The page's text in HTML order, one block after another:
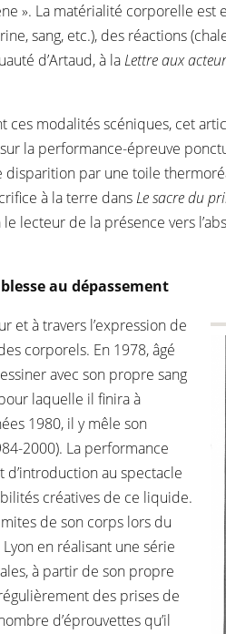
». La matérialité corporelle
sang, etc.), des réactions
d’Artaud, à laLettre aux
ces modalités scéniques, cet
la performance-épreuve
par une toile
à la terre dansLe sacre du
lecteur de la présence vers
au dépassement
et à travers l’expression de
corporels. En 1978, âgé
avec son propre sang
laquelle il finira à
1980, il y mêle son
2000). La performance
au spectacle
créatives de ce liquide.
de son corps lors du
en réalisant une série
à partir de son propre
des prises de
d’éprouvettes qu’il